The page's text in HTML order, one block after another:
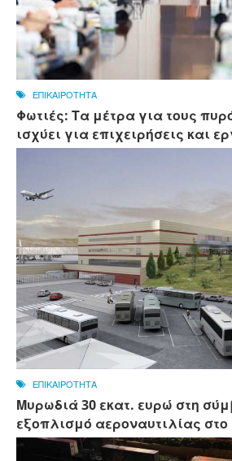
ΕΠΙΚΑΙΡΟΤΗΤΑ
Φωτιές: Τα μέτρα για τους
ισχύει για επιχειρήσεις και
ΕΠΙΚΑΙΡΟΤΗΤΑ
Μυρωδιά 30 εκατ. ευρώ στη
εξοπλισμό αεροναυτιλίας